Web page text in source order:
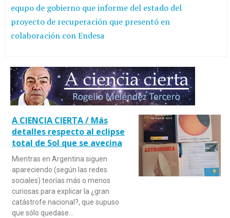
equpo de gobierno que informe del estado del
proyecto de recuperación que presentó en
colaboración con Endesa
A CIENCIA CIERTA / Más
detalles respecto al eclipse
total de Sol que se avecina
Mientras en Argentina siguen
apareciendo (según las redes
sociales) teorías más o menos
curiosas para explicar la ¿gran
catástrofe nacional?, que supuso
que sólo quedase…